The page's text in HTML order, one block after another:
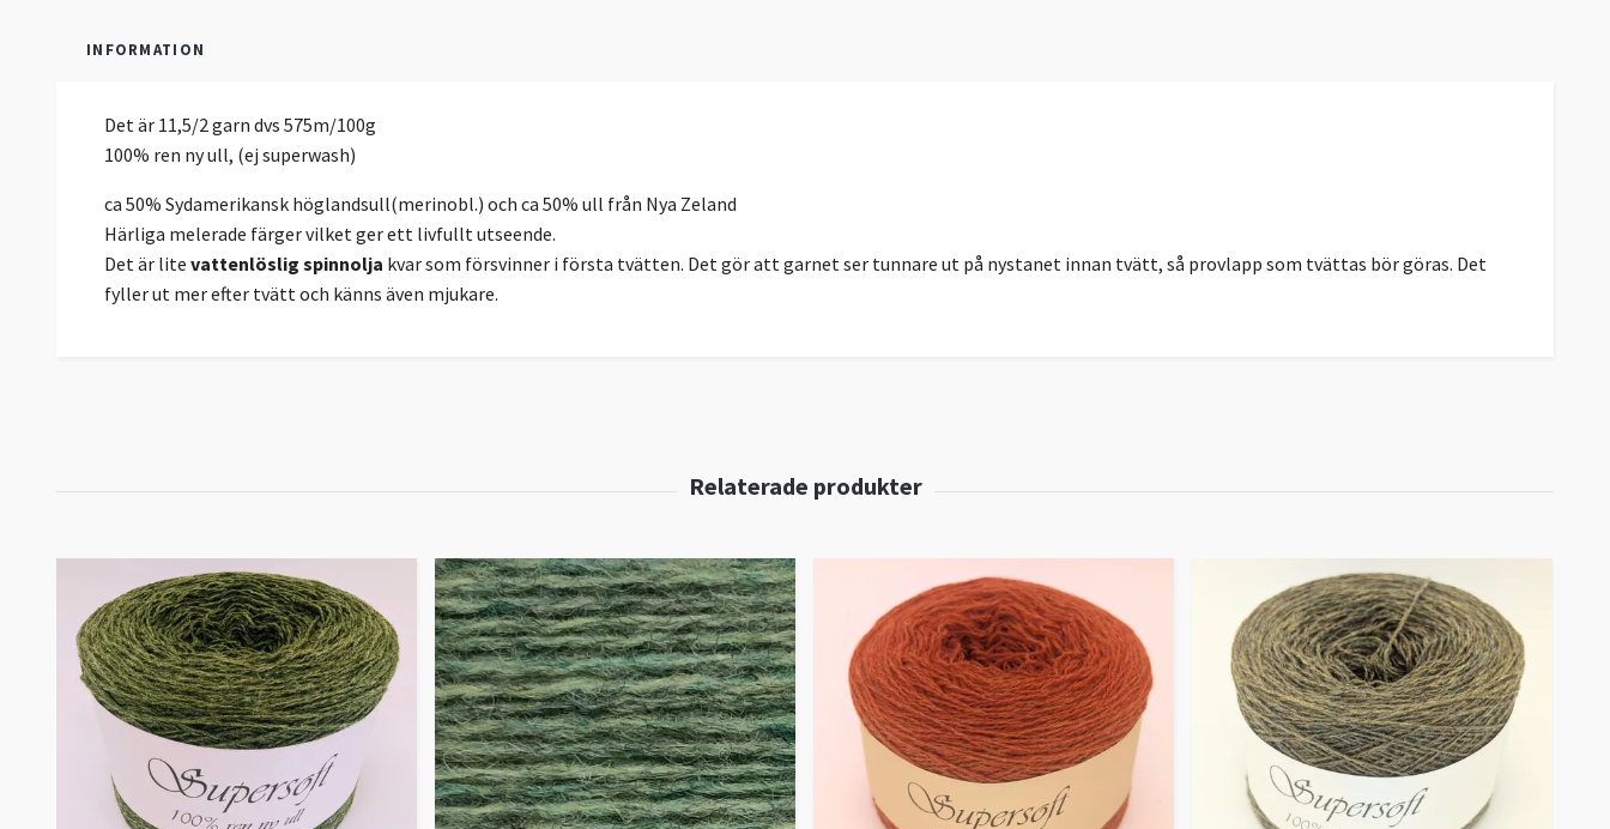
INFORMATION
Det är 11,5/2 garn dvs 575m/100g
100% ren ny ull, (ej superwash)
ca 50% Sydamerikansk höglandsull(merinobl.) och ca 50% ull från Nya Zeland
Härliga melerade färger vilket ger ett livfullt utseende.
Det är lite vattenlöslig spinnolja kvar som försvinner i första tvätten. Det gör att garnet ser tunnare ut på nystanet innan tvätt, så provlapp som tvättas bör göras. Det
fyller ut mer efter tvätt och känns även mjukare.